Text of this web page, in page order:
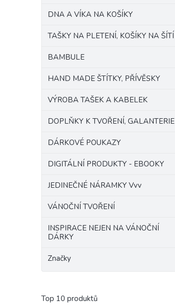
DNA A VÍKA NA KOŠÍKY
TAŠKY NA PLETENÍ, KOŠÍKY NA ŠÍTÍ
BAMBULE
HAND MADE ŠTÍTKY, PŘÍVĚSKY
VÝROBA TAŠEK A KABELEK
DOPLŇKY K TVOŘENÍ, GALANTERIE
DÁRKOVÉ POUKAZY
DIGITÁLNÍ PRODUKTY - EBOOKY
JEDINEČNÉ NÁRAMKY Vvv
VÁNOČNÍ TVOŘENÍ
INSPIRACE NEJEN NA VÁNOČNÍ
DÁRKY
Značky
Top 10 produktů